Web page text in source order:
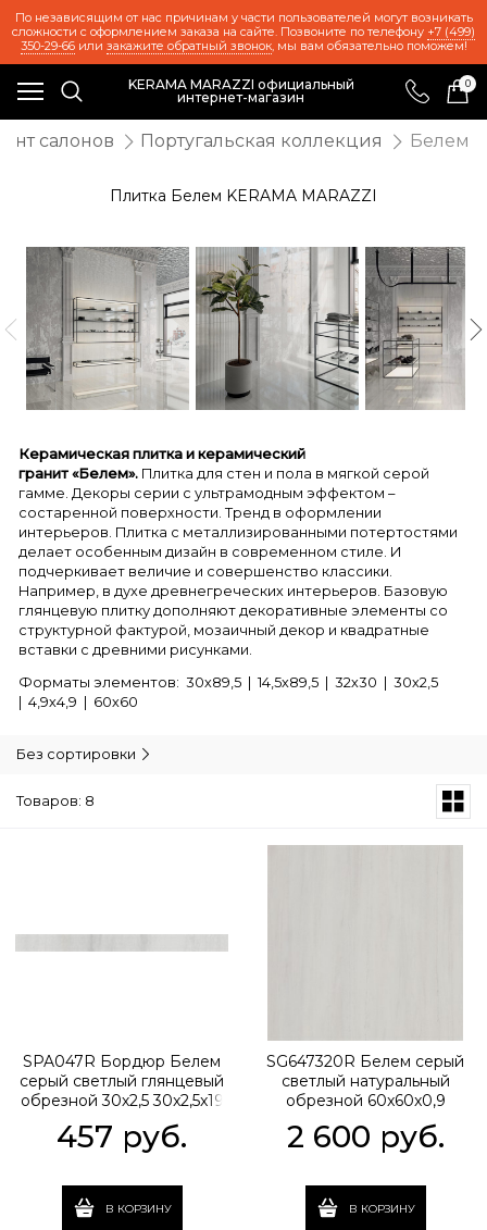
По независящим от нас причинам у части пользователей могут возникать
сложности с оформлением заказа на сайте. Позвоните по телефону +7 (499)
350-29-66или закажите обратный звонок, мы вам обязательно поможем!
KERAMA MARAZZI официальный
интернет-магазин
0
салонов Португальская коллекция Белем
Плитка Белем KERAMA MARAZZI
Керамическая плитка и керамический
гранит «Белем». Плитка для стен и пола в мягкой серой
гамме. Декоры серии с ультрамодным эффектом –
состаренной поверхности. Тренд в оформлении
интерьеров. Плитка с металлизированными потертостями
делает особенным дизайн в современном стиле. И
подчеркивает величие и совершенство классики.
Например, в духе древнегреческих интерьеров. Базовую
глянцевую плитку дополняют декоративные элементы со
структурной фактурой, мозаичный декор и квадратные
вставки с древними рисунками.
Форматы элементов: 30х89,5 | 14,5х89,5 | 32х30 | 30х2,5
| 4,9х4,9 | 60х60
Без сортировки
Товаров: 8
SPA047R Бордюр Белем
серый светлый глянцевый
обрезной 30х2,5 30x2,5x19
457 руб.
В КОРЗИНУ
SG647320R Белем серый
светлый натуральный
обрезной 60x60x0,9
2 600 руб.
В КОРЗИНУ